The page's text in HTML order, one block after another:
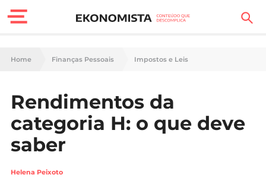
Finanças Pessoais
Carreira
Casa
Lifestyle
Home Finanças Pessoais Impostos e Leis
Rendimentos da
categoria H: o que deve
saber
Helena Peixoto